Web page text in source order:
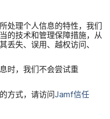
处理​个​人​信息​的​特性，​我们​
的​技术​和​管理​保障​措施，​从​
丢失、​误用、​越权​访问、​
时，​我们​不​会​尝试​重​
方式，​请​访问Jamf信任​